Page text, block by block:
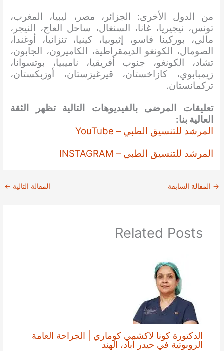
من الدول الأخرى: الجزائر، مصر، ليبيا، المغرب،
تونس، نيجيريا، غانا، السنغال، ساحل العاج، النيجر،
مالي، بوركينا فاسو، إثيوبيا، كينيا، تنزانيا، أوغندا،
الصومال، الكونغو الديمقراطية، الكاميرون، الجابون،
تشاد، الكونغو، جنوب أفريقيا، ناميبيا، بوتسوانا،
زيمبابوي، كازاخستان، قيرغيزستان، أوزبكستان،
تركمانستان.
تعليقات المرضى بالفيديوهات التالية تظهر الثقة
العالية بنا:
المرشد للتنسيق الطبي – YouTube
المرشد للتنسيق الطبي – INSTAGRAM
→ المقالة السابقة المقالة التالية ←
Related Posts
الدكتورة كونا لاكشمي كوماري | الجراحة العامة
الروبوتية في حيدر آباد، الهند